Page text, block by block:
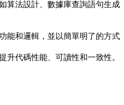
算法設計、數據庫查詢語句生成
能和邏輯，並以簡單明了的方式
升代碼性能、可讀性和一致性。